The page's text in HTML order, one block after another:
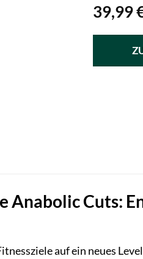
39,99
Anabolic Cuts:
auf ein neues